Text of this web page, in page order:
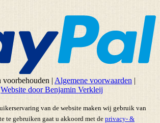
| Algemene voorwaarden |
Website door Benjamin Verkleij
van de website maken wij gebruik van
te gebruiken gaat u akkoord met de privacy- &